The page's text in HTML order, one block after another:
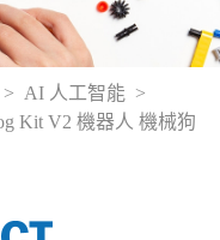
AI 人工智能
Kit V2 機器人 機械狗